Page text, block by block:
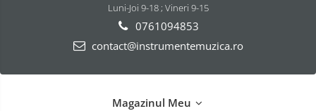
Luni-Joi 9-18 ; Vineri 9-15
0761094853
contact@instrumentemuzica.ro
Magazinul Meu